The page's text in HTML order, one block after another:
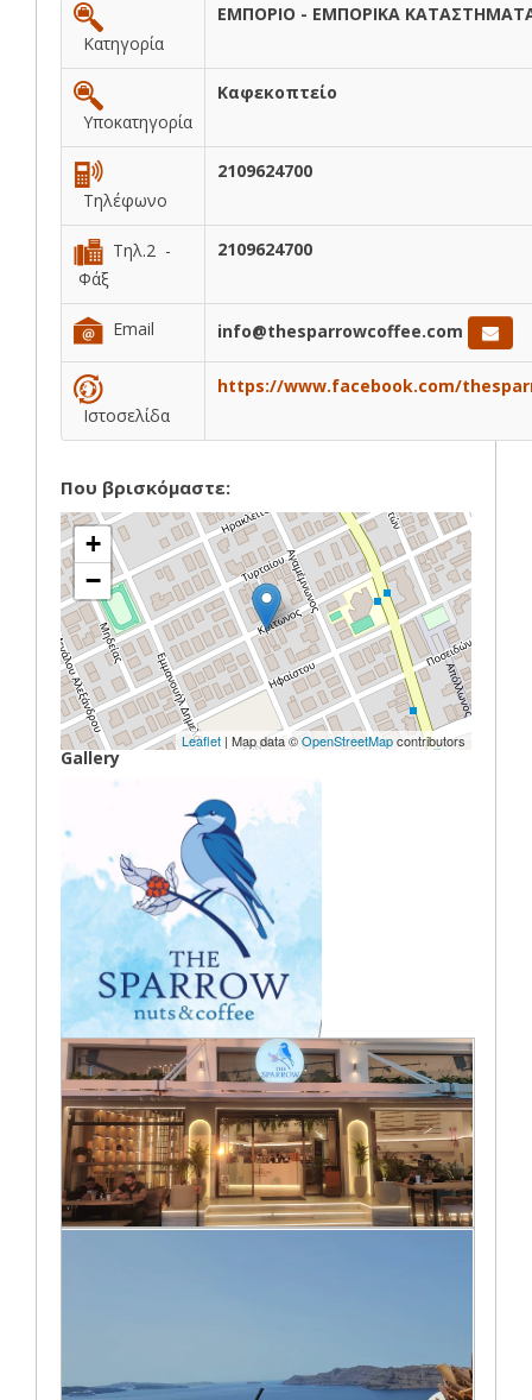
Κατηγορία
ΕΜΠΟΡΙΟ - ΕΜΠΟΡΙΚΑ
Υποκατηγορία
Καφεκοπτείο
Τηλέφωνο
2109624700
Τηλ.2 -
Φάξ
2109624700
Email info@thesparrowcoffee.com
Ιστοσελίδα
https://www.facebook.com/
Που βρισκόμαστε:
+
−
Leaflet | Map data ©OpenStreetMapcontributors
Gallery